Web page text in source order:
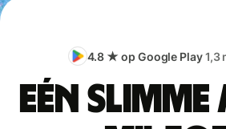
4.8 ★ op Google Play1,3
Eén slimme